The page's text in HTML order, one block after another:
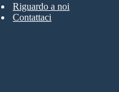
Riguardo a noi
Contattaci